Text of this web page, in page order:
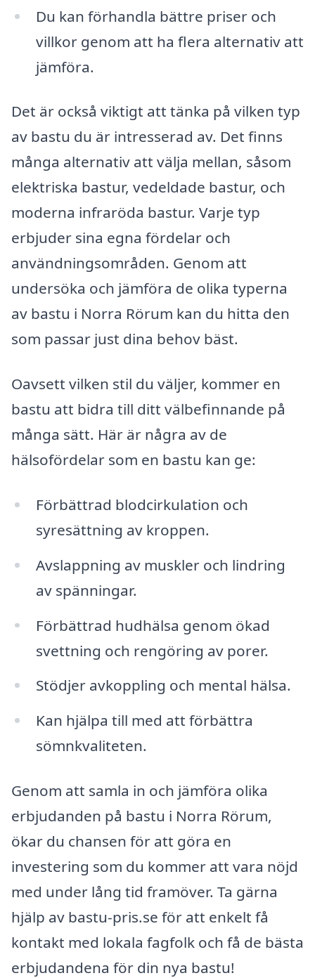
Du kan förhandla bättre priser och
villkor genom att ha flera alternativ att
jämföra.
Det är också viktigt att tänka på vilken typ
av bastu du är intresserad av. Det finns
många alternativ att välja mellan, såsom
elektriska bastur, vedeldade bastur, och
moderna infraröda bastur. Varje typ
erbjuder sina egna fördelar och
användningsområden. Genom att
undersöka och jämföra de olika typerna
av bastu i Norra Rörum kan du hitta den
som passar just dina behov bäst.
Oavsett vilken stil du väljer, kommer en
bastu att bidra till ditt välbefinnande på
många sätt. Här är några av de
hälsofördelar som en bastu kan ge:
Förbättrad blodcirkulation och
syresättning av kroppen.
Avslappning av muskler och lindring
av spänningar.
Förbättrad hudhälsa genom ökad
svettning och rengöring av porer.
Stödjer avkoppling och mental hälsa.
Kan hjälpa till med att förbättra
sömnkvaliteten.
Genom att samla in och jämföra olika
erbjudanden på bastu i Norra Rörum,
ökar du chansen för att göra en
investering som du kommer att vara nöjd
med under lång tid framöver. Ta gärna
hjälp av bastu-pris.se för att enkelt få
kontakt med lokala fagfolk och få de bästa
erbjudandena för din nya bastu!